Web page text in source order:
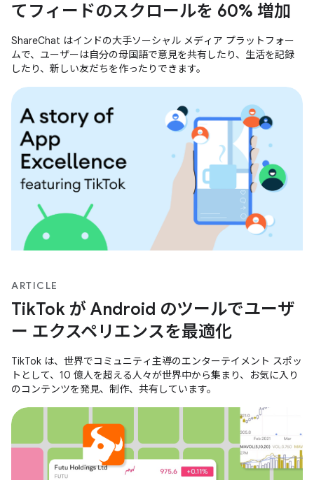
てフィードのスクロールを 60% 増加
ShareChat はインドの大手ソーシャル メディア プラットフォー
ムで、ユーザーは自分の母国語で意見を共有したり、生活を記録
したり、新しい友だちを作ったりできます。
ARTICLE
TikTok が Android のツールでユーザ
ー エクスペリエンスを最適化
TikTok は、世界でコミュニティ主導のエンターテイメント スポッ
トとして、10 億人を超える人々が世界中から集まり、お気に入り
のコンテンツを発見、制作、共有しています。